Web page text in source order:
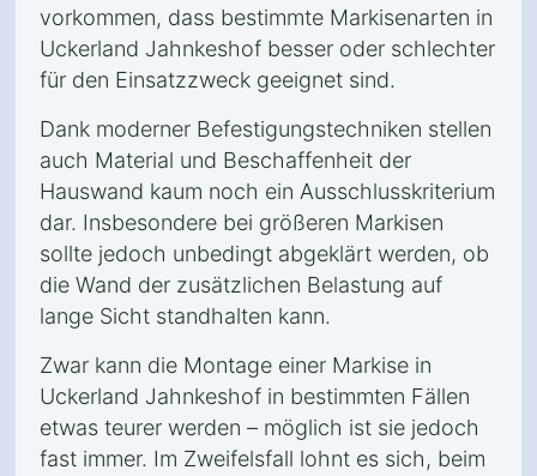
vorkommen, dass bestimmte Markisenarten in
Uckerland Jahnkeshof besser oder schlechter
für den Einsatzzweck geeignet sind.
Dank moderner Befestigungstechniken stellen
auch Material und Beschaffenheit der
Hauswand kaum noch ein Ausschlusskriterium
dar. Insbesondere bei größeren Markisen
sollte jedoch unbedingt abgeklärt werden, ob
die Wand der zusätzlichen Belastung auf
lange Sicht standhalten kann.
Zwar kann die Montage einer Markise in
Uckerland Jahnkeshof in bestimmten Fällen
etwas teurer werden – möglich ist sie jedoch
fast immer. Im Zweifelsfall lohnt es sich, beim